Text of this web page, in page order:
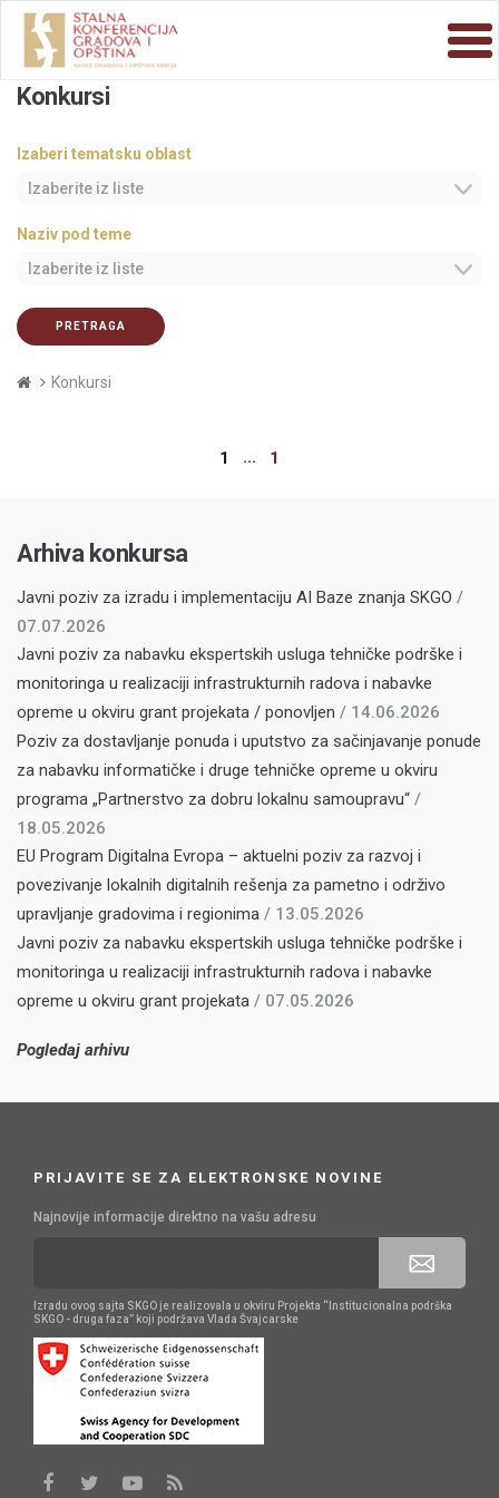
Konkursi
Izaberi tematsku oblast
Izaberite iz liste
Naziv pod teme
Izaberite iz liste
PRETRAGA
Konkursi
1 ... 1
Arhiva konkursa
Javni poziv za izradu i implementaciju AI Baze znanja SKGO /
07.07.2026
Javni poziv za nabavku ekspertskih usluga tehničke podrške i
monitoringa u realizaciji infrastrukturnih radova i nabavke
opreme u okviru grant projekata / ponovljen / 14.06.2026
Poziv za dostavljanje ponuda i uputstvo za sačinjavanje ponude
za nabavku informatičke i druge tehničke opreme u okviru
programa „Partnerstvo za dobru lokalnu samoupravu“ /
18.05.2026
EU Program Digitalna Evropa – aktuelni poziv za razvoj i
povezivanje lokalnih digitalnih rešenja za pametno i održivo
upravljanje gradovima i regionima / 13.05.2026
Javni poziv za nabavku ekspertskih usluga tehničke podrške i
monitoringa u realizaciji infrastrukturnih radova i nabavke
opreme u okviru grant projekata / 07.05.2026
Pogledaj arhivu
PRIJAVITE SE ZA ELEKTRONSKE NOVINE
Najnovije informacije direktno na vašu adresu
Izradu ovog sajta SKGO je realizovala u okviru Projekta “Institucionalna podrška
SKGO - druga faza” koji podržava Vlada Švajcarske